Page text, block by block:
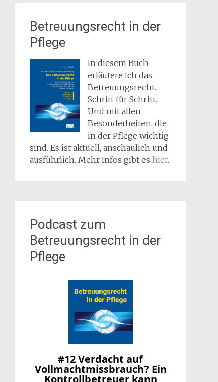
Betreuungsrecht in der
Pflege
In diesem Buch
erläutere ich das
Betreuungsrecht.
Schritt für Schritt.
Und mit allen
Besonderheiten, die
in der Pflege wichtig
sind. Es ist aktuell, anschaulich und
ausführlich. Mehr Infos gibt es hier.
Podcast zum
Betreuungsrecht in der
Pflege